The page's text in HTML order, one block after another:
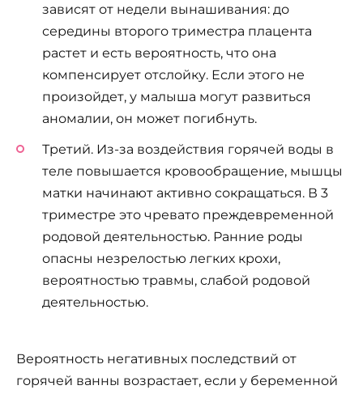
зависят от недели вынашивания: до
середины второго триместра плацента
растет и есть вероятность, что она
компенсирует отслойку. Если этого не
произойдет, у малыша могут развиться
аномалии, он может погибнуть.
Третий. Из-за воздействия горячей воды в
теле повышается кровообращение, мышцы
матки начинают активно сокращаться. В 3
триместре это чревато преждевременной
родовой деятельностью. Ранние роды
опасны незрелостью легких крохи,
вероятностью травмы, слабой родовой
деятельностью.
Вероятность негативных последствий от
горячей ванны возрастает, если у беременной